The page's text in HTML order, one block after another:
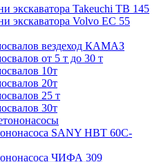
экскаватора Takeuchi ТB 145
экскаватора Volvo EC 55
вездеход КАМАЗ
от 5 т до 30 т
10т
20т
25 т
30т
SANY HBT 60C-
ЧИФА 309